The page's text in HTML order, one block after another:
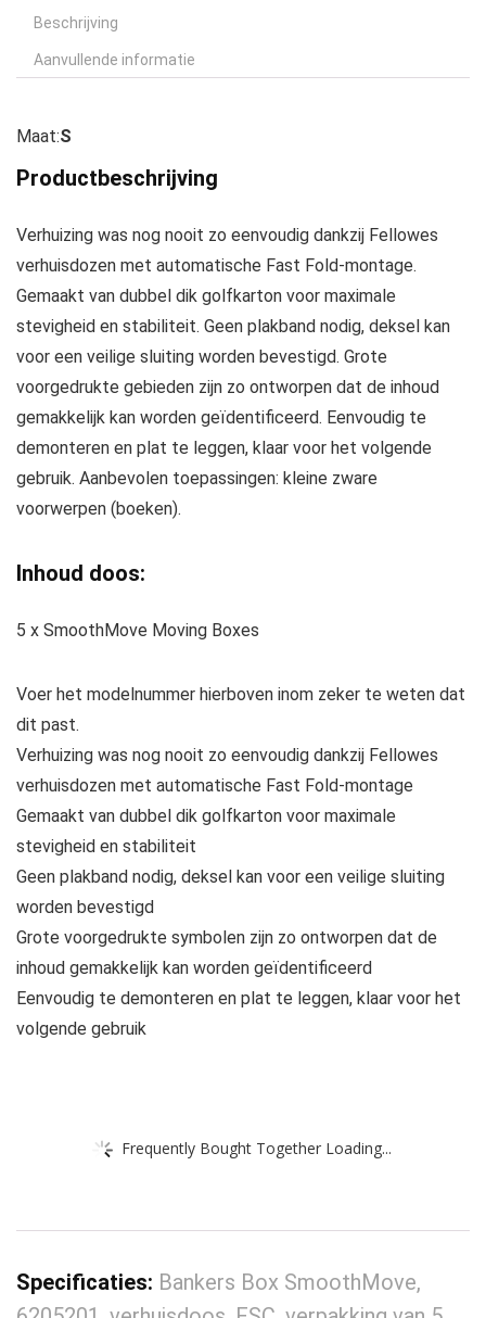
Beschrijving
Aanvullende informatie
Maat:S
Productbeschrijving
Verhuizing was nog nooit zo eenvoudig dankzij Fellowes
verhuisdozen met automatische Fast Fold-montage.
Gemaakt van dubbel dik golfkarton voor maximale
stevigheid en stabiliteit. Geen plakband nodig, deksel kan
voor een veilige sluiting worden bevestigd. Grote
voorgedrukte gebieden zijn zo ontworpen dat de inhoud
gemakkelijk kan worden geïdentificeerd. Eenvoudig te
demonteren en plat te leggen, klaar voor het volgende
gebruik. Aanbevolen toepassingen: kleine zware
voorwerpen (boeken).
Inhoud doos:
5 x SmoothMove Moving Boxes
Voer het modelnummer hierboven inom zeker te weten dat
dit past.
Verhuizing was nog nooit zo eenvoudig dankzij Fellowes
verhuisdozen met automatische Fast Fold-montage
Gemaakt van dubbel dik golfkarton voor maximale
stevigheid en stabiliteit
Geen plakband nodig, deksel kan voor een veilige sluiting
worden bevestigd
Grote voorgedrukte symbolen zijn zo ontworpen dat de
inhoud gemakkelijk kan worden geïdentificeerd
Eenvoudig te demonteren en plat te leggen, klaar voor het
volgende gebruik
Frequently Bought Together Loading...
Specificaties: Bankers Box SmoothMove,